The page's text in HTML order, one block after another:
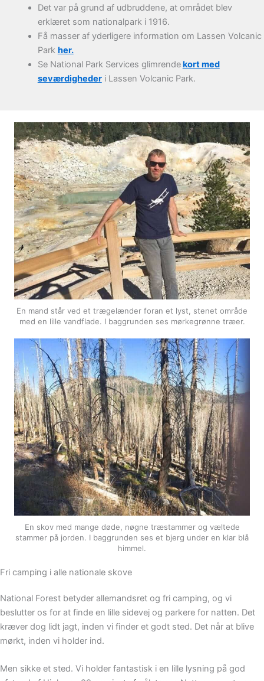
Det var på grund af udbruddene, at området blev
erklæret som nationalpark i 1916.
Få masser af yderligere information om Lassen Volcanic
Park her.
Se National Park Services glimrendekort med
seværdighederi Lassen Volcanic Park.
En mand står ved et trægelænder foran et lyst, stenet område
med en lille vandflade. I baggrunden ses mørkegrønne træer.
En skov med mange døde, nøgne træstammer og væltede
stammer på jorden. I baggrunden ses et bjerg under en klar blå
himmel.
Fri camping i alle nationale skove
National Forest betyder allemandsret og fri camping, og vi
beslutter os for at finde en lille sidevej og parkere for natten. Det
kræver dog lidt jagt, inden vi finder et godt sted. Det når at blive
mørkt, inden vi holder ind.
Men sikke et sted. Vi holder fantastisk i en lille lysning på god